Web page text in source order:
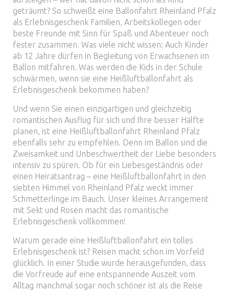
geträumt? So schweißt eine Ballonfahrt Rheinland Pfalz
als Erlebnisgeschenk Familien, Arbeitskollegen oder
beste Freunde mit Sinn für Spaß und Abenteuer noch
fester zusammen. Was viele nicht wissen: Auch Kinder
ab 12 Jahre dürfen in Begleitung von Erwachsenen im
Ballon mitfahren. Was werden die Kids in der Schule
schwärmen, wenn sie eine Heißluftballonfahrt als
Erlebnisgeschenk bekommen haben?
Und wenn Sie einen einzigartigen und gleichzeitig
romantischen Ausflug für sich und Ihre besser Hälfte
planen, ist eine Heißluftballonfahrt Rheinland Pfalz
ebenfalls sehr zu empfehlen. Denn im Ballon sind die
Zweisamkeit und Unbeschwertheit der Liebe besonders
intensiv zu spüren. Ob für ein Liebesgeständnis oder
einen Heiratsantrag – eine Heißluftballonfahrt in den
siebten Himmel von Rheinland Pfalz weckt immer
Schmetterlinge im Bauch. Unser kleines Arrangement
mit Sekt und Rosen macht das romantische
Erlebnisgeschenk vollkommen!
Warum gerade eine Heißluftballonfahrt ein tolles
Erlebnisgeschenk ist? Reisen macht schon im Vorfeld
glücklich. In einer Studie wurde herausgefunden, dass
die Vorfreude auf eine entspannende Auszeit vom
Alltag manchmal sogar noch schöner ist als die Reise